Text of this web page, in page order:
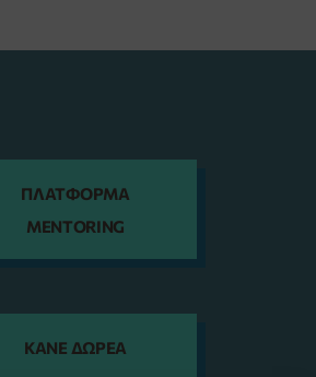
ΠΛΑΤΦΟΡΜΑ
MENTORING
KANE ΔΩΡΕΑ